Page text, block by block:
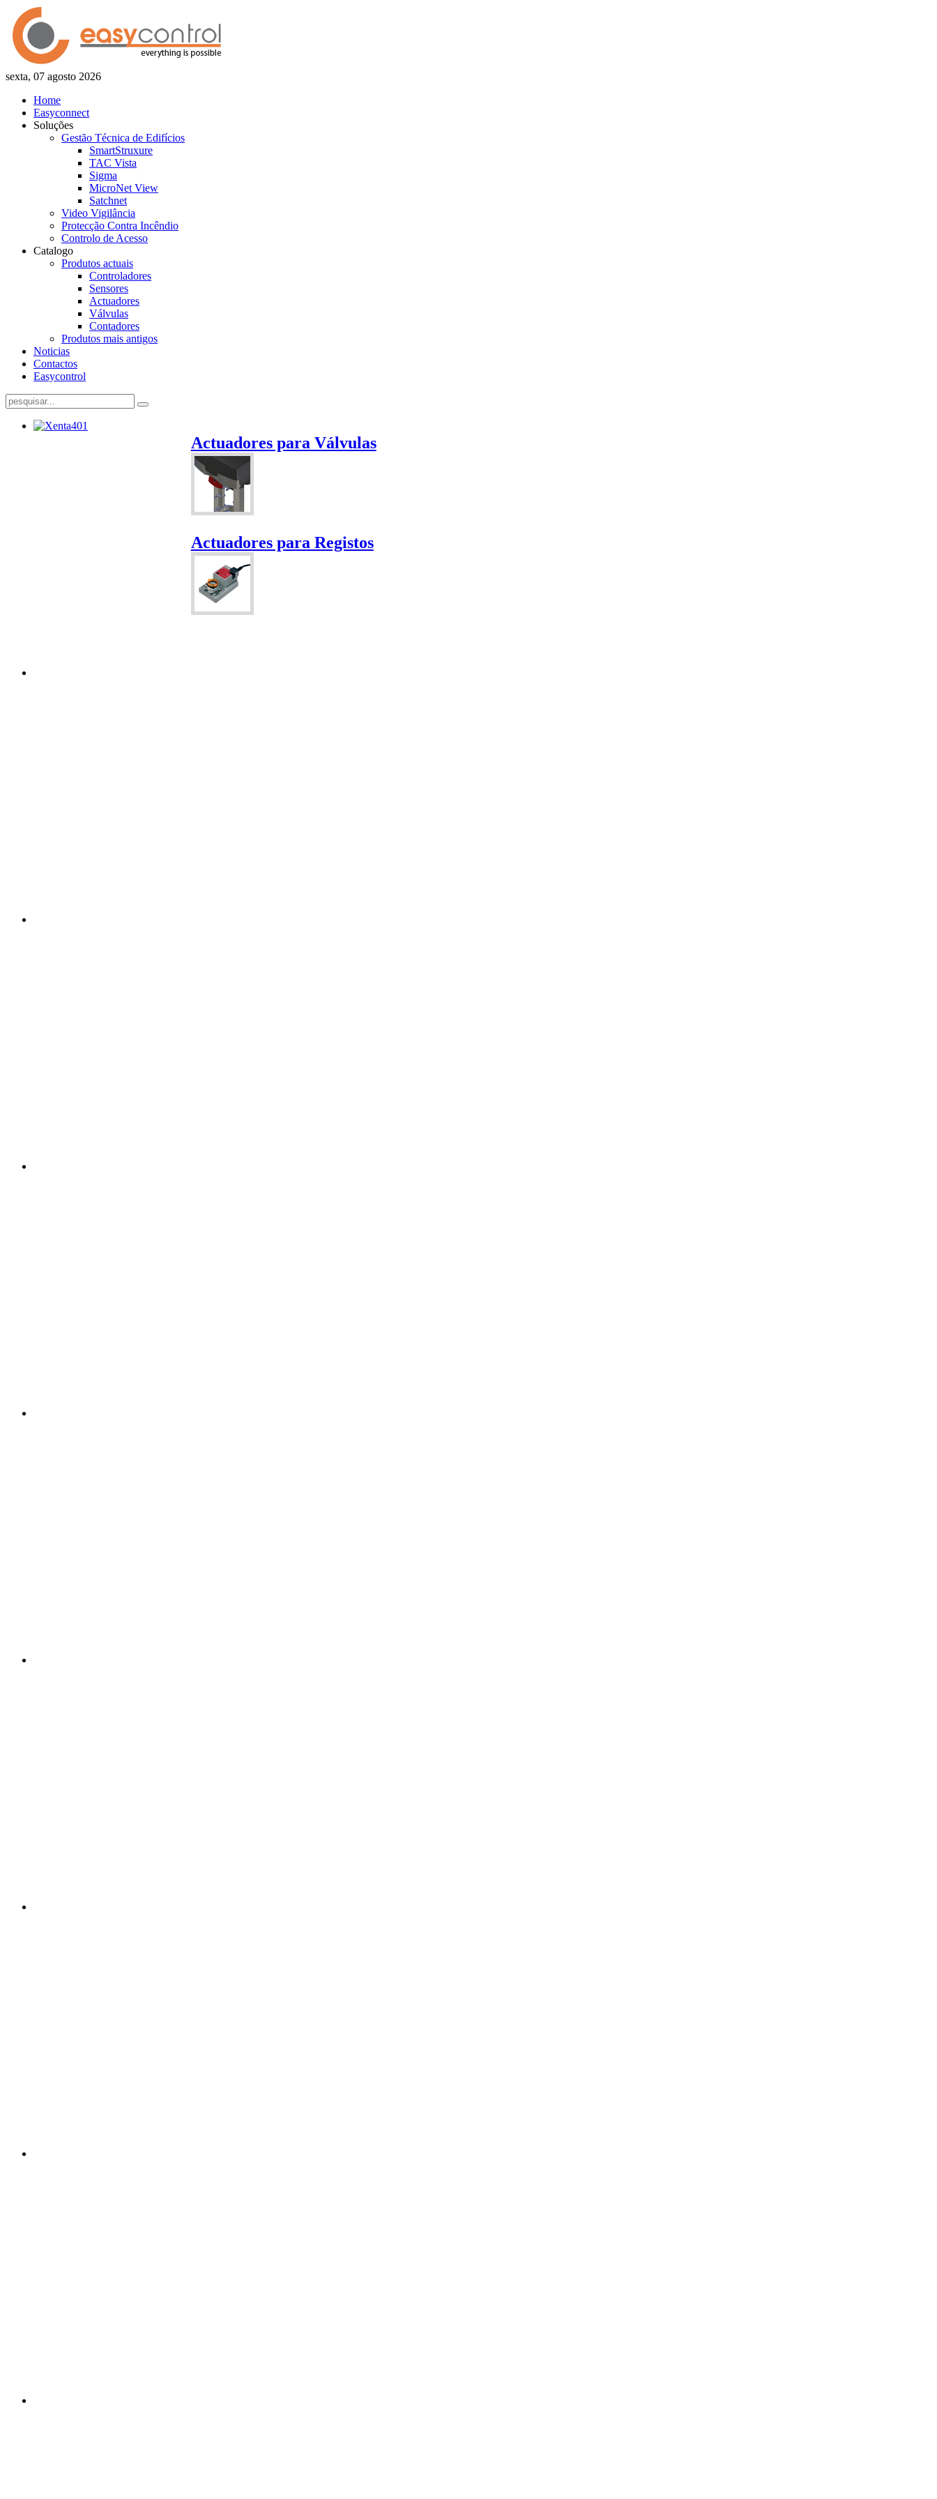
sexta, 07 agosto 2026
Home
Easyconnect
Soluções
Gestão Técnica de Edifícios
SmartStruxure
TAC Vista
Sigma
MicroNet View
Satchnet
Video Vigilância
Protecção Contra Incêndio
Controlo de Acesso
Catalogo
Produtos actuais
Controladores
Sensores
Actuadores
Válvulas
Contadores
Produtos mais antigos
Noticias
Contactos
Easycontrol
Actuadores para Válvulas
Actuadores para Registos